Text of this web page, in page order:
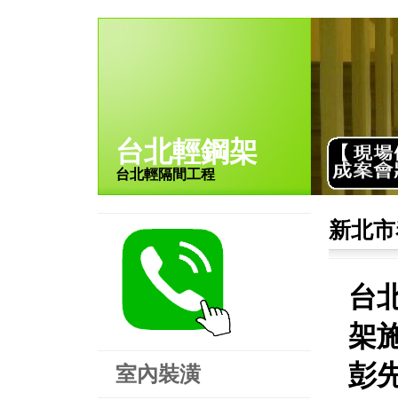
台北輕鋼架
台北輕隔間工程
室內裝潢
新北
台
架
彭